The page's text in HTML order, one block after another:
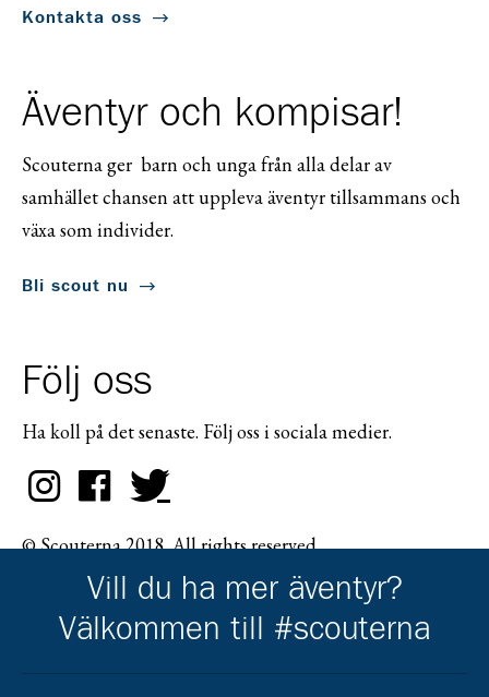
Kontakta oss
Äventyr och kompisar!
Scouterna ger barn och unga från alla delar av
samhället chansen att uppleva äventyr tillsammans och
växa som individer.
Bli scout nu
Följ oss
Ha koll på det senaste. Följ oss i sociala medier.
© Scouterna 2018. All rights reserved.
Vill du ha mer äventyr?
Välkommen till #scouterna